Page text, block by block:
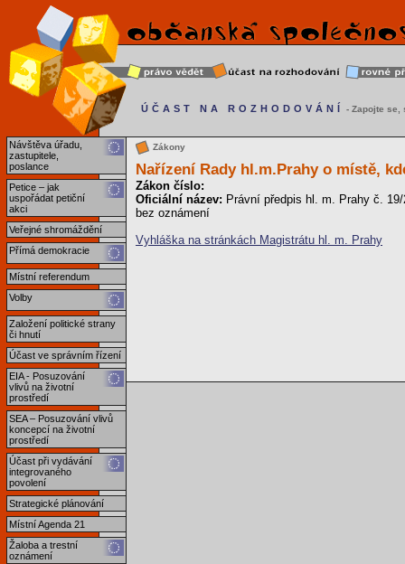
Návštěva úřadu,
zastupitele,
poslance
Petice – jak
uspořádat petiční
akci
Veřejné shromáždění
Přímá demokracie
Místní referendum
Volby
Založení politické strany
či hnutí
Účast ve správním řízení
EIA - Posuzování
vlivů na životní
prostředí
SEA – Posuzování vlivů
koncepcí na životní
prostředí
Účast při vydávání
integrovaného
povolení
Strategické plánování
Místní Agenda 21
Žaloba a trestní
oznámení
ÚČAST NA ROZHODOVÁNÍ - Zapojte se,
Zákony
Nařízení Rady hl.m.Prahy o místě,
Zákon číslo:
Oficiální název: Právní předpis hl. m. Prahy č.
bez oznámení
Vyhláška na stránkách Magistrátu hl. m. Prahy